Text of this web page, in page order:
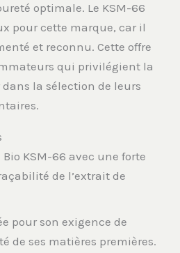
optimale. Le KSM-66
pour cette marque, car il
et reconnu. Cette offre
qui privilégient la
la sélection de leurs
KSM-66 avec une forte
de l’extrait de
pour son exigence de
de ses matières premières.